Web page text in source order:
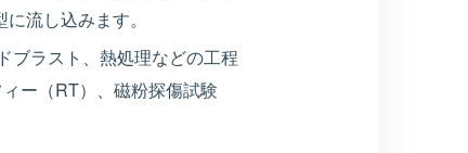
流し込みます。
ブラスト、熱処理などの工程
ー（RT）、磁粉探傷試験